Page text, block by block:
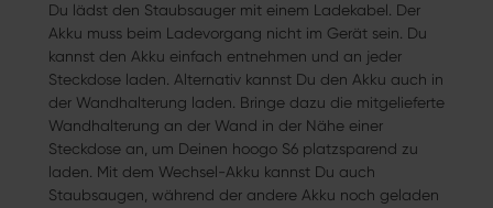
Du lädst den Staubsauger mit einem Ladekabel. Der
Akku muss beim Ladevorgang nicht im Gerät sein. Du
kannst den Akku einfach entnehmen und an jeder
Steckdose laden. Alternativ kannst Du den Akku auch in
der Wandhalterung laden. Bringe dazu die mitgelieferte
Wandhalterung an der Wand in der Nähe einer
Steckdose an, um Deinen hoogo S6 platzsparend zu
laden. Mit dem Wechsel-Akku kannst Du auch
Staubsaugen, während der andere Akku noch geladen